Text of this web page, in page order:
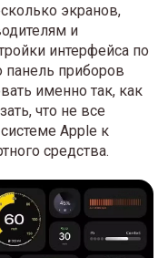
экранов,
и
интерфейса по
панель приборов
именно так, как
что не все
Apple к
средства.